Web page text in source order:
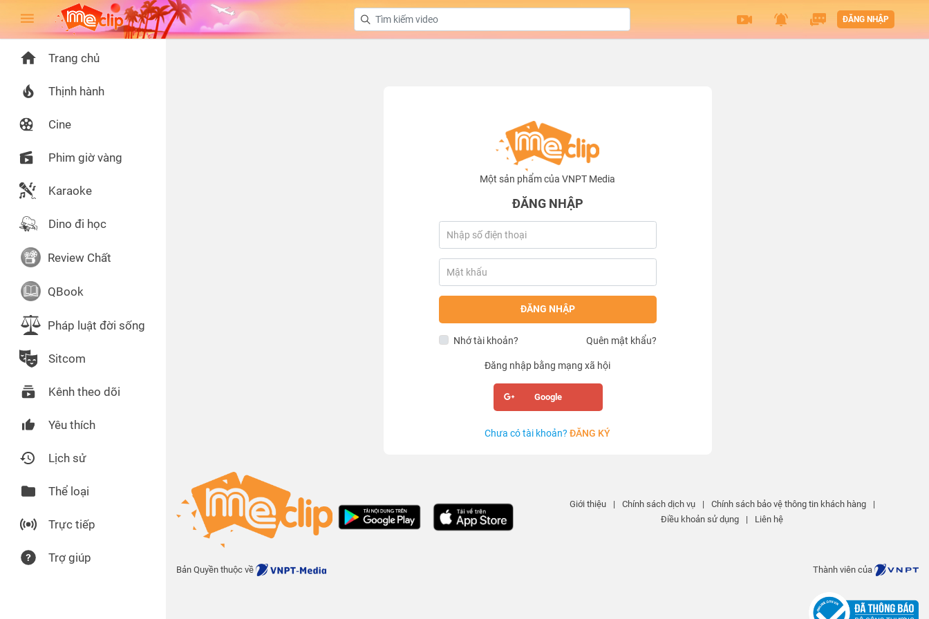
Trang chủ
Thịnh hành
Cine
Phim giờ vàng
Karaoke
Dino đi học
Review Chất
QBook
Pháp luật đời sống
Sitcom
Kênh theo dõi
Yêu thích
Lịch sử
Thể loại
Trực tiếp
Trợ giúp
ĐĂNG NHẬP
Một sản phẩm của VNPT Media
ĐĂNG NHẬP
ĐĂNG NHẬP
Nhớ tài khoản? Quên mật khẩu?
Đăng nhập bằng mạng xã hội
Google
Chưa có tài khoản? ĐĂNG KÝ
Giới thiệu | Chính sách dịch vụ | Chính sách bảo vệ thông tin khách hàng
|
Điều khoản sử dụng
| Liên hệ
Bản Quyền thuộc về Thành viên của